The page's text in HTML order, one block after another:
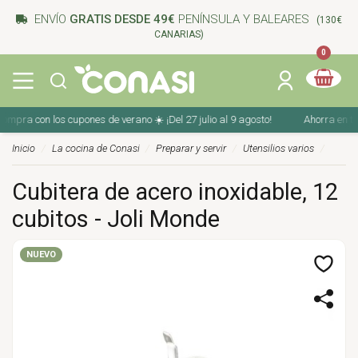
ENVÍO GRATIS DESDE 49€ PENÍNSULA Y BALEARES
(130€
CANARIAS)
0
con los cupones de verano ☀️ ¡Del 27 julio al 9 agosto! Ahorra en tu
Inicio La cocina de Conasi Preparar y servir Utensilios varios
Cubitera de acero inoxidable, 12
cubitos - Joli Monde
NUEVO